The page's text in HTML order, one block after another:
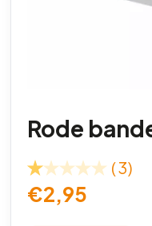
Rode
(3)
€2,95